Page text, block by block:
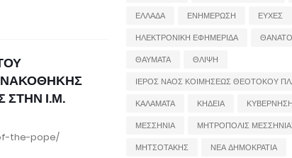
ΣΤΗΝ Ι.Μ.
the-pope/
ΕΛΛΑΔΑ
ΕΝΗΜΕΡΩΣΗ
ΕΥΧΕΣ
ΗΛΕΚΤΡΟΝΙΚΗ ΕΦΗΜΕΡΙΔΑ
ΘΑΥΜΑΤΑ
ΘΛΙΨΗ
ΙΕΡΟΣ ΝΑΟΣ ΚΟΙΜΗΣΕΩΣ ΘΕΟΤΟΚΟΥ
ΚΑΛΑΜΑΤΑ
ΚΗΔΕΙΑ
ΚΥΒΕΡΝΗΣΗ
ΜΕΣΣΗΝΙΑ
ΜΗΤΡΟΠΟΛΙΣ
ΜΗΤΣΟΤΑΚΗΣ
ΝΕΑ ΔΗΜΟΚΡΑΤΙΑ